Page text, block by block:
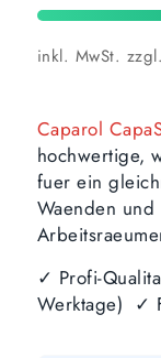
inkl. MwSt. zzgl.
Caparol
hochwertige,
fuer ein
Waenden
✓ Profi-
Werktage) ✓